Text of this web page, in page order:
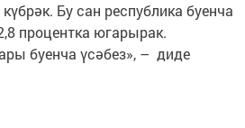
Бу сан республика буенча
процентка югарырак.
буенча үсәбез», – диде